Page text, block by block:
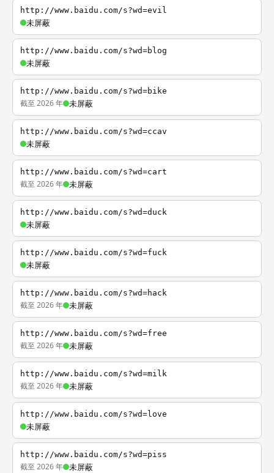
http://www.baidu.com/s?wd=evil
未屏蔽
http://www.baidu.com/s?wd=blog
未屏蔽
http://www.baidu.com/s?wd=bike
截至 2026 年 未屏蔽
http://www.baidu.com/s?wd=ccav
未屏蔽
http://www.baidu.com/s?wd=cart
截至 2026 年 未屏蔽
http://www.baidu.com/s?wd=duck
未屏蔽
http://www.baidu.com/s?wd=fuck
未屏蔽
http://www.baidu.com/s?wd=hack
截至 2026 年 未屏蔽
http://www.baidu.com/s?wd=free
截至 2026 年 未屏蔽
http://www.baidu.com/s?wd=milk
截至 2026 年 未屏蔽
http://www.baidu.com/s?wd=love
未屏蔽
http://www.baidu.com/s?wd=piss
截至 2026 年 未屏蔽